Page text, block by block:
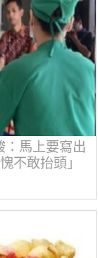
：馬上要寫出
不敢抬頭」